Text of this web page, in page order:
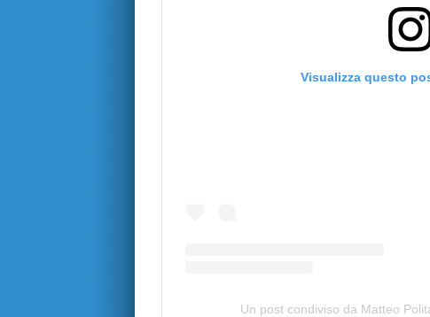
Visualizza questo
Un post condiviso da Matteo